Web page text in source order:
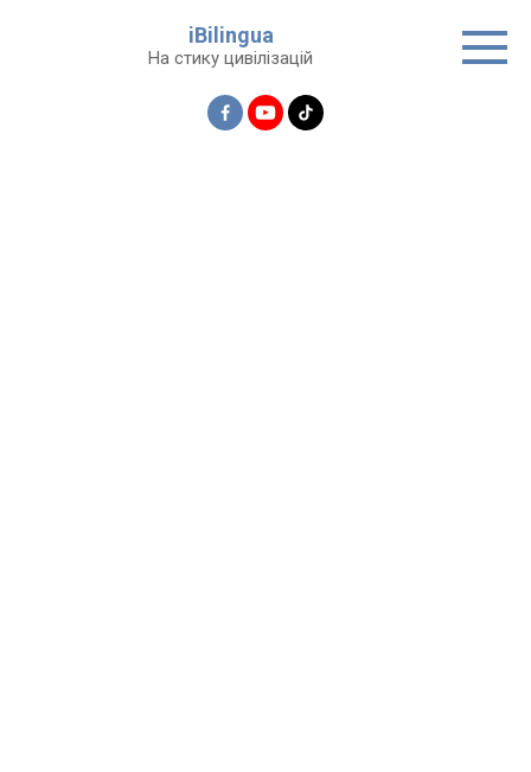
iBilingua
На стику цивілізацій